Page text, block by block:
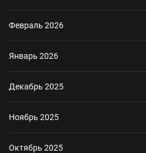
Февраль 2026
Январь 2026
Декабрь 2025
Ноябрь 2025
Октябрь 2025